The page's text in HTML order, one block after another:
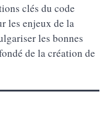
clés du code
les enjeux de la
les bonnes
de la création de